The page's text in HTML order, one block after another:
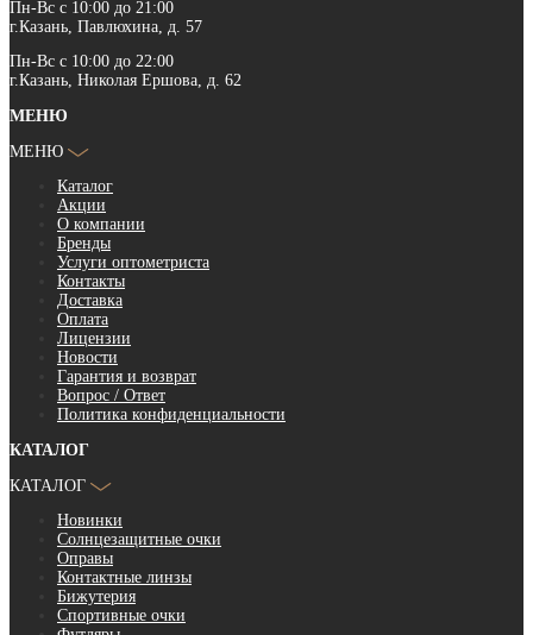
Пн-Вс с 10:00 до 21:00
г.Казань, Павлюхина, д. 57
Пн-Вс с 10:00 до 22:00
г.Казань, Николая Ершова, д. 62
МЕНЮ
МЕНЮ
Каталог
Акции
О компании
Бренды
Услуги оптометриста
Контакты
Доставка
Оплата
Лицензии
Новости
Гарантия и возврат
Вопрос / Ответ
Политика конфиденциальности
КАТАЛОГ
КАТАЛОГ
Новинки
Солнцезащитные очки
Оправы
Контактные линзы
Бижутерия
Спортивные очки